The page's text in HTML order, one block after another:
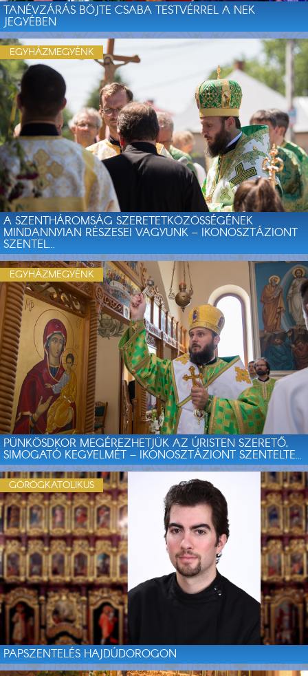
TANÉVZÁRÁS BÖJTE CSABA TESTVÉRREL A NEK
JEGYÉBEN
A SZENTHÁROMSÁG SZERETETKÖZÖSSÉGÉNEK
MINDANNYIAN RÉSZESEI VAGYUNK – IKONOSZTÁZIONT
SZENTEL...
EGYHÁZMEGYÉNK
PÜNKÖSDKOR MEGÉREZHETJÜK AZ ÚRISTEN SZERETŐ,
SIMOGATÓ KEGYELMÉT – IKONOSZTÁZIONT SZENTELTE...
EGYHÁZMEGYÉNK
PAPSZENTELÉS HAJDÚDOROGON
GÖRÖGKATOLIKUS